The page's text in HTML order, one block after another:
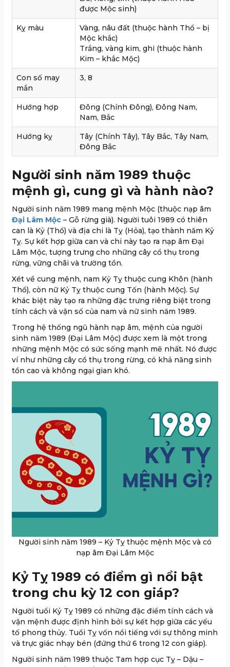
được Mộc sinh)
Kỵ màu
Vàng, nâu đất (thuộc hành Thổ – bị
Mộc khắc)
Trắng, vàng kim, ghi (thuộc hành
Kim – khắc Mộc)
Con số may
mắn
3, 8
Hướng hợp
Đông (Chính Đông), Đông Nam,
Nam, Bắc
Hướng kỵ
Tây (Chính Tây), Tây Bắc, Tây Nam,
Đông Bắc
Người sinh năm 1989 thuộc
mệnh gì, cung gì và hành nào?
Người sinh năm 1989 mang mệnh Mộc (thuộc nạp âm
Đại Lâm Mộc – Gỗ rừng già). Người tuôi 1989 có thiên
can là Kỷ (Thổ) và địa chi là Tỵ (Hỏa), tạo thành năm Kỷ
Tỵ. Sự kết hợp giữa can và chi này tạo ra nạp âm Đại
Lâm Mộc, tượng trưng cho những cây cổ thụ trong
rừng, vững chãi và trường tồn.
Xét về cung mệnh, nam Kỷ Tỵ thuộc cung Khôn (hành
Thổ), còn nữ Kỷ Tỵ thuộc cung Tốn (hành Mộc). Sự
khác biệt này tạo ra những đặc trưng riêng biệt trong
tính cách và vận số của nam và nữ sinh năm 1989.
Trong hệ thống ngũ hành nạp âm, mệnh của người
sinh năm 1989 (Đại Lâm Mộc) được xem là một trong
những mệnh Mộc có sức sống mạnh mẽ nhất. Nó được
ví như những cây cổ thụ trong rừng, có khả năng sinh
tồn cao và không ngại gian khó.
Người sinh năm 1989 – Kỷ Tỵ thuộc mệnh Mộc và có
nạp âm Đại Lâm Mộc
Kỷ Tỵ 1989 có điểm gì nổi bật
trong chu kỳ 12 con giáp?
Người tuổi Kỷ Tỵ 1989 có những đặc điểm tính cách và
vận mệnh được định hình bởi sự kết hợp giữa các yếu
tố phong thủy. Tuổi Tỵ vốn nổi tiếng với sự thông minh
và trực giác nhạy bén (đứng thứ 6 trong 12 con giáp).
Người sinh năm 1989 thuộc Tam hợp cục Tỵ – Dậu –